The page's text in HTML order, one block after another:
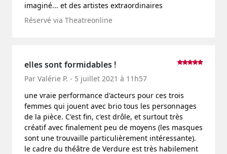
imaginé... et des artistes extraordinaires
Réservé via Theatreonline
elles sont formidables !
Par Valérie P. - 5 juillet 2021 à 11h57
une vraie performance d'acteurs pour ces trois
femmes qui jouent avec brio tous les personnages
de la pièce. C'est fin, c'est drôle, et surtout très
créatif avec finalement peu de moyens (les masques
sont une trouvaille particulièrement intéressante).
le cadre du théâtre de Verdure est très habilement